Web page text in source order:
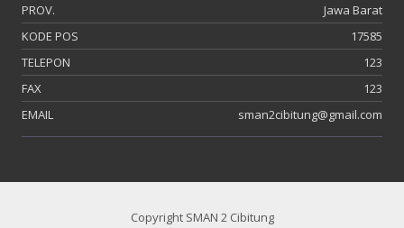
PROV.
Jawa Barat
KODE POS
17585
TELEPON
123
FAX
123
EMAIL
sman2cibitung@gmail.com
Copyright SMAN 2 Cibitung